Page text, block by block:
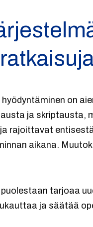
on
ja skriptausta,
rajoittavat
aikana.
tarjoaa
ja säätää